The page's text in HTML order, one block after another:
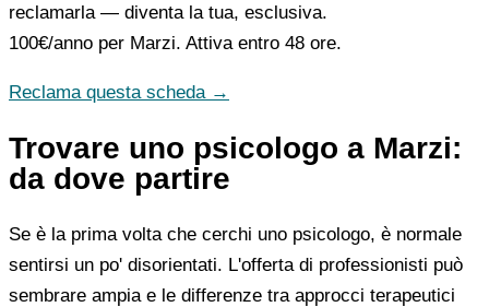
reclamarla — diventa la tua, esclusiva.
100€/anno per Marzi. Attiva entro 48 ore.
Reclama questa scheda →
Trovare uno psicologo a Marzi:
da dove partire
Se è la prima volta che cerchi uno psicologo, è normale
sentirsi un po' disorientati. L'offerta di professionisti può
sembrare ampia e le differenze tra approcci terapeutici